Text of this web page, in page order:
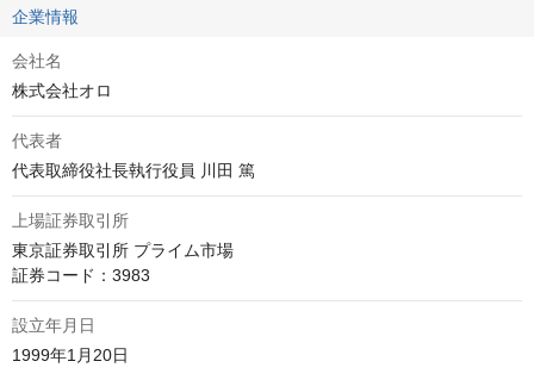
企業情報
会社名
株式会社オロ
代表者
代表取締役社長執行役員 川田 篤
上場証券取引所
東京証券取引所 プライム市場
証券コード：3983
設立年月日
1999年1月20日